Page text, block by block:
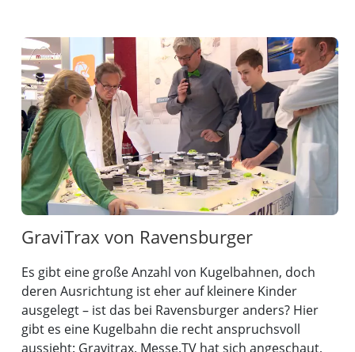
GraviTrax von Ravensburger
Es gibt eine große Anzahl von Kugelbahnen, doch
deren Ausrichtung ist eher auf kleinere Kinder
ausgelegt – ist das bei Ravensburger anders? Hier
gibt es eine Kugelbahn die recht anspruchsvoll
aussieht: Gravitrax. Messe.TV hat sich angeschaut,